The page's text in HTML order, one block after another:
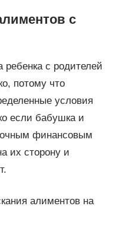
с
ребенка с родителей
потому что
условия
если бабушка и
финансовым
их сторону и
алиментов на